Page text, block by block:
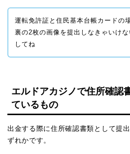
運転免許証と住民基本台帳カードの
裏の2枚の画像を提出しなきゃいけ
してね
エルドアカジノで住所確認
ているもの
出金する際に住所確認書類として提
ずれかです。